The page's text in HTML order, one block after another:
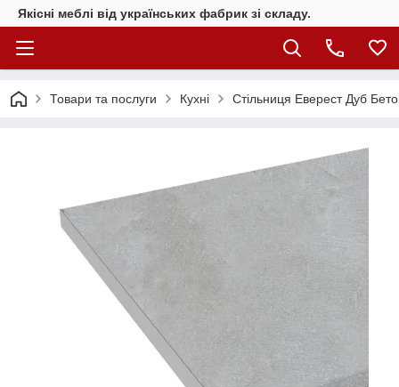
Якісні меблі від українських фабрик зі складу.
Товари та послуги Кухні Стільниця Еверест Дуб